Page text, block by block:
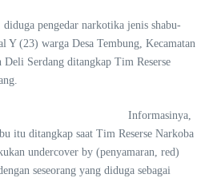
pengedar narkotika jenis shabu-
Y (23) warga Desa Tembung, Kecamatan
Serdang ditangkap Tim Reserse
Informasinya,
itu ditangkap saat Tim Reserse Narkoba
undercover by (penyamaran, red)
seseorang yang diduga sebagai